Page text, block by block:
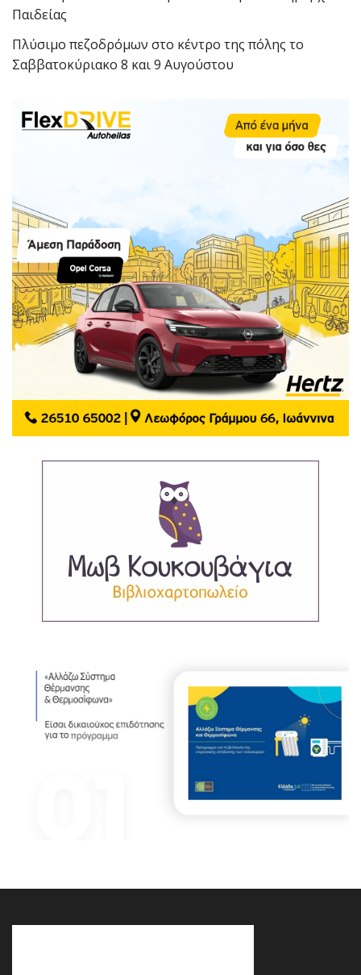
Παιδείας
Πλύσιμο πεζοδρόμων στο κέντρο της πόλης το
Σαββατοκύριακο 8 και 9 Αυγούστου